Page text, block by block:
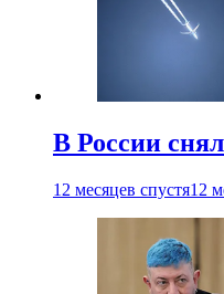
В России
12 месяцев спустя12